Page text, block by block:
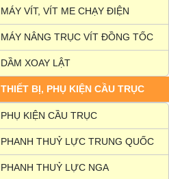
MÁY VÍT, VÍT ME CHẠY ĐIỆN
MÁY NÂNG TRỤC VÍT ĐỒNG TỐC
DẦM XOAY LẬT
THIẾT BỊ, PHỤ KIỆN CẦU TRỤC
PHỤ KIỆN CẦU TRỤC
PHANH THUỶ LỰC TRUNG QUỐC
PHANH THUỶ LỰC NGA